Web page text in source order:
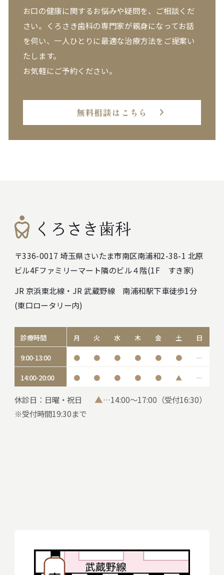
お口の健康に関するお悩みや疑問を、ご相談くだ
さい。 くろさき歯科の専門家が親身になってお話
を伺い、一人ひとりに最適な治療方法をご提案い
たします。
お気軽にご予約ください。
無料相談はこちら
〒336-0017 埼玉県さいたま市南区南浦和2-38-1 北原
ビル4Fファミリーマート隣のビル４階(1F すき家)
JR 京浜東北線・JR 武蔵野線 南浦和駅下車徒歩1分
(東口ロータリー内)
診療時間 月 火 水 木 金 土 日
9:00-13:00 ● ● ● ● ● ● ―
14:00-20:00 ● ● ● ● ● ▲ ―
休診日：日曜・祝日 ▲…14:00～17:00（受付16:30）
※受付時間19:30まで